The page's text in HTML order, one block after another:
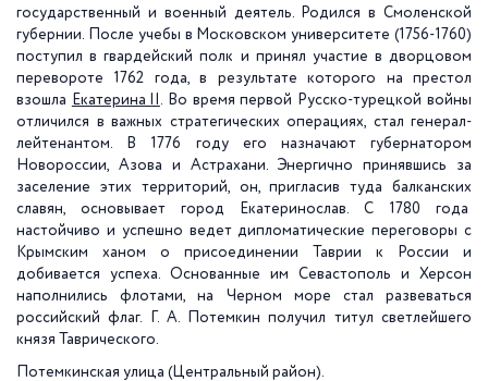
государственный и военный деятель. Родился в Смоленской
губернии. После учебы в Московском университете (1756-1760)
поступил в гвардейский полк и принял участие в дворцовом
перевороте 1762 года, в результате которого на престол
взошла
Екатерина II . Во время первой Русско-турецкой войны
отличился в важных стратегических операциях, стал генерал-
лейтенантом. В 1776 году его назначают губернатором
Новороссии, Азова и Астрахани. Энергично принявшись за
заселение этих территорий, он, пригласив туда балканских
славян, основывает город Екатеринослав. С 1780 года
настойчиво и успешно ведет дипломатические переговоры с
Крымским ханом о присоединении Таврии к России и
добивается успеха. Основанные им Севастополь и Херсон
наполнились флотами, на Черном море стал развеваться
российский флаг. Г. А. Потемкин получил титул светлейшего
князя Таврического.
Потемкинская улица (Центральный район).